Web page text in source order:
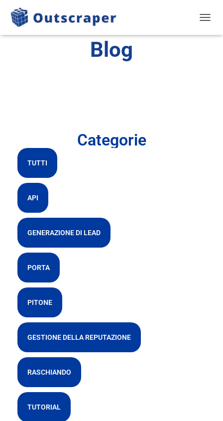
Blog
Categorie
TUTTI
API
GENERAZIONE DI LEAD
PORTA
PITONE
GESTIONE DELLA REPUTAZIONE
RASCHIANDO
TUTORIAL